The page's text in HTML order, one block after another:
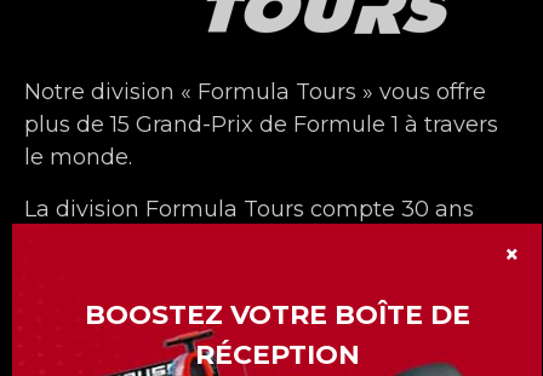
Notre division « Formula Tours » vous offre
plus de 15 Grand-Prix de Formule 1 à travers
le monde.
La division Formula Tours compte 30 ans
Quelle que soit la course à laquelle vous
voulez assister, Formula Tours vous propose
×
BOOSTEZ VOTRE BOÎTE DE
RÉCEPTION